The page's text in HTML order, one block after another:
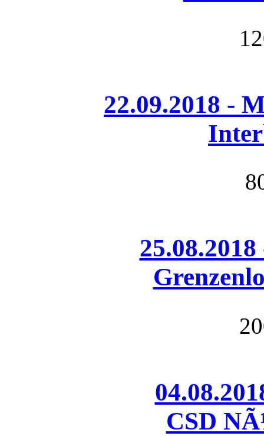
22.09.2018 -
CSD